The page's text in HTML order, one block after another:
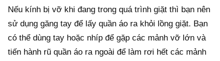
Nếu kính bị vỡ khi đang trong quá trình giặt thì bạn nên
sử dụng găng tay để lấy quần áo ra khỏi lồng giặt. Bạn
có thể dùng tay hoặc nhíp để gặp các mảnh vỡ lớn và
tiến hành rũ quần áo ra ngoài để làm rơi hết các mảnh